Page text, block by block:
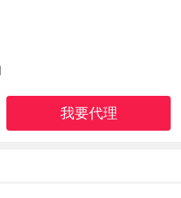
我要代理